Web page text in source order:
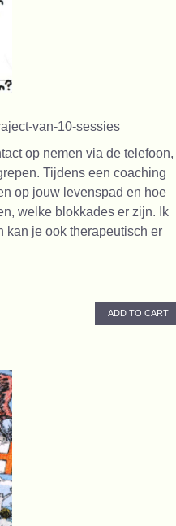
van-10-sessies
op nemen via de telefoon,
Tijdens een coaching
op jouw levenspad en hoe
welke blokkades er zijn. Ik
kan je ook therapeutisch er
ADD TO CART